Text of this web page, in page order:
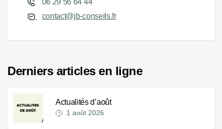
06 29 56 64 44
contact@jb-conseils.fr
Derniers articles en ligne
Actualités d’août
1 août 2026